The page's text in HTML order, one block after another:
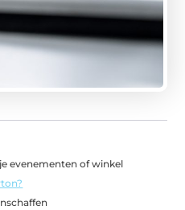
evenementen of winkel